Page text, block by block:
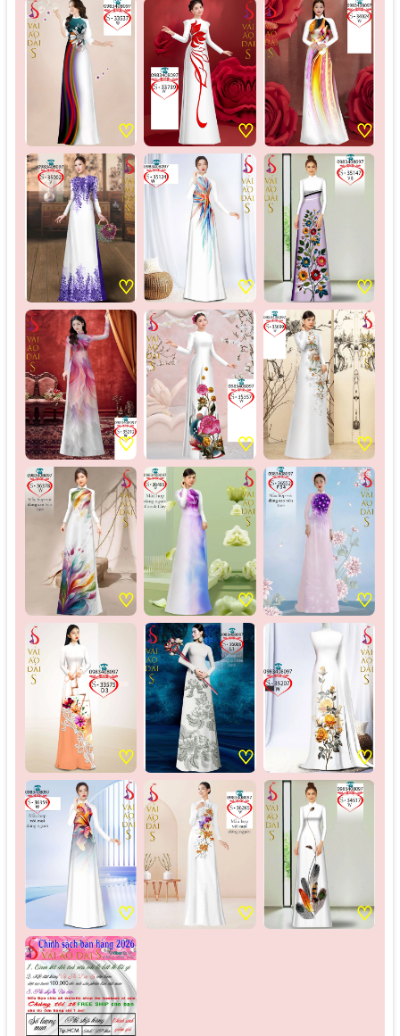
♡ ♡ ♡
♡ ♡ ♡
♡ ♡ ♡
♡ ♡ ♡
♡ ♡ ♡
♡ ♡ ♡